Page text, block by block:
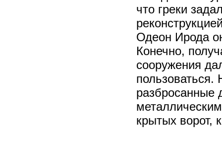
что греки
Одеон Ирода
Конечно,
сооружения
пользоваться.
разбросанные
крытых ворот,